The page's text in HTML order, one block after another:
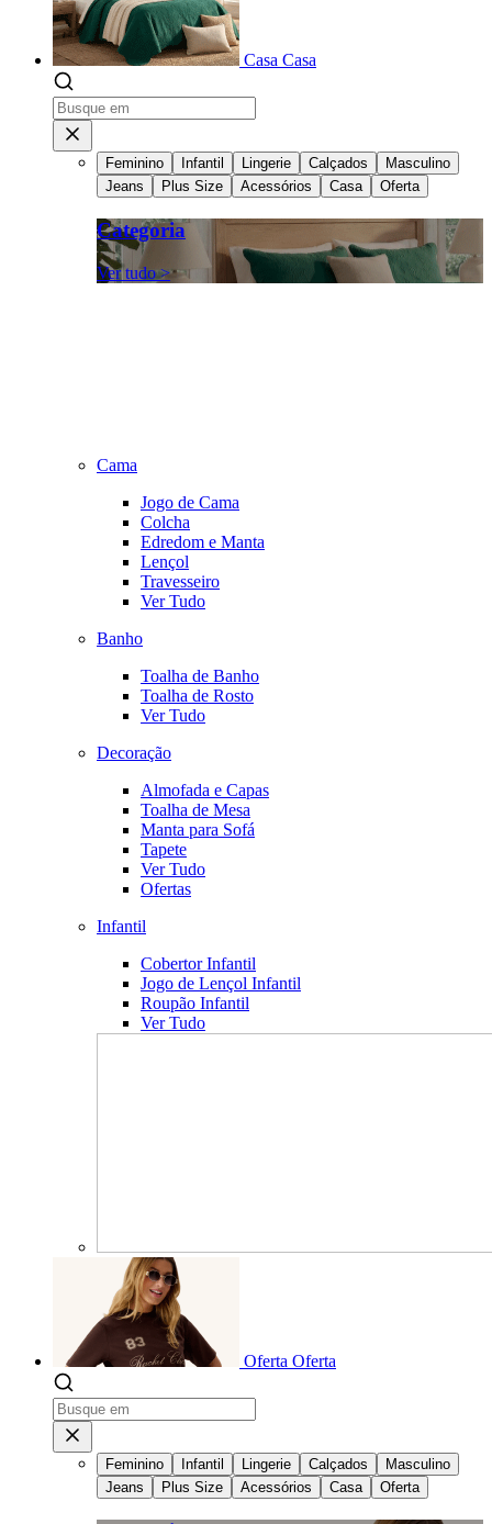
Casa Casa
Feminino Infantil Lingerie Calçados
Masculino
Jeans
Plus Size Acessórios Casa Oferta
Categoria
Ver tudo >
Cama
Jogo de Cama
Colcha
Edredom e Manta
Lençol
Travesseiro
Ver Tudo
Banho
Toalha de Banho
Toalha de Rosto
Ver Tudo
Decoração
Almofada e Capas
Toalha de Mesa
Manta para Sofá
Tapete
Ver Tudo
Ofertas
Infantil
Cobertor Infantil
Jogo de Lençol Infantil
Roupão Infantil
Ver Tudo
Oferta Oferta
Feminino Infantil Lingerie Calçados
Masculino
Jeans
Plus Size Acessórios Casa Oferta